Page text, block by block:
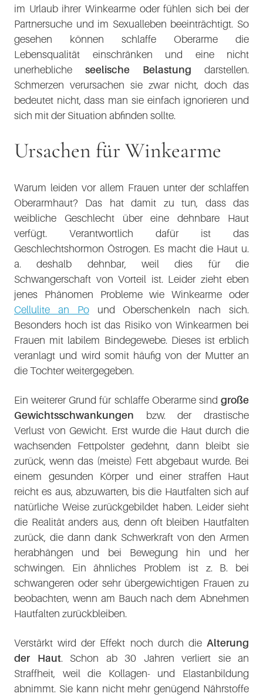
im Urlaub ihrer Winkearme oder fühlen sich bei der
Partnersuche und im Sexualleben beeinträchtigt. So
gesehen können schlaffe Oberarme die
Lebensqualität einschränken und eine nicht
unerhebliche seelische Belastung darstellen.
Schmerzen verursachen sie zwar nicht, doch das
bedeutet nicht, dass man sie einfach ignorieren und
sich mit der Situation abfinden sollte.
Ursachen für Winkearme
Warum leiden vor allem Frauen unter der schlaffen
Oberarmhaut? Das hat damit zu tun, dass das
weibliche Geschlecht über eine dehnbare Haut
verfügt. Verantwortlich dafür ist das
Geschlechtshormon Östrogen. Es macht die Haut u.
a. deshalb dehnbar, weil dies für die
Schwangerschaft von Vorteil ist. Leider zieht eben
jenes Phänomen Probleme wie Winkearme oder
Cellulite an Pound Oberschenkeln nach sich.
Besonders hoch ist das Risiko von Winkearmen bei
Frauen mit labilem Bindegewebe. Dieses ist erblich
veranlagt und wird somit häufig von der Mutter an
die Tochter weitergegeben.
Ein weiterer Grund für schlaffe Oberarme sind große
Gewichtsschwankungen bzw. der drastische
Verlust von Gewicht. Erst wurde die Haut durch die
wachsenden Fettpolster gedehnt, dann bleibt sie
zurück, wenn das (meiste) Fett abgebaut wurde. Bei
einem gesunden Körper und einer straffen Haut
reicht es aus, abzuwarten, bis die Hautfalten sich auf
natürliche Weise zurückgebildet haben. Leider sieht
die Realität anders aus, denn oft bleiben Hautfalten
zurück, die dann dank Schwerkraft von den Armen
herabhängen und bei Bewegung hin und her
schwingen. Ein ähnliches Problem ist z. B. bei
schwangeren oder sehr übergewichtigen Frauen zu
beobachten, wenn am Bauch nach dem Abnehmen
Hautfalten zurückbleiben.
Verstärkt wird der Effekt noch durch die Alterung
der Haut. Schon ab 30 Jahren verliert sie an
Straffheit, weil die Kollagen- und Elastanbildung
abnimmt. Sie kann nicht mehr genügend Nährstoffe